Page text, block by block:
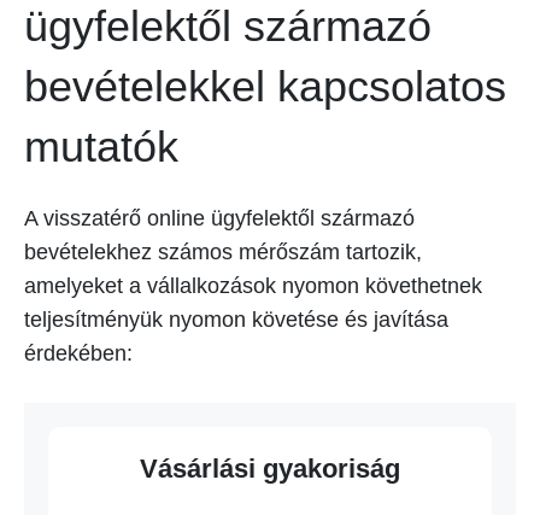
ügyfelektől származó
bevételekkel kapcsolatos
mutatók
A visszatérő online ügyfelektől származó
bevételekhez számos mérőszám tartozik,
amelyeket a vállalkozások nyomon követhetnek
teljesítményük nyomon követése és javítása
érdekében:
Vásárlási gyakoriság